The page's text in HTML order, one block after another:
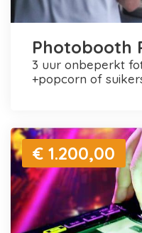
Photobooth
3 uur onbeperkt foto's maken en printen
+popcorn of
€ 1.200,00